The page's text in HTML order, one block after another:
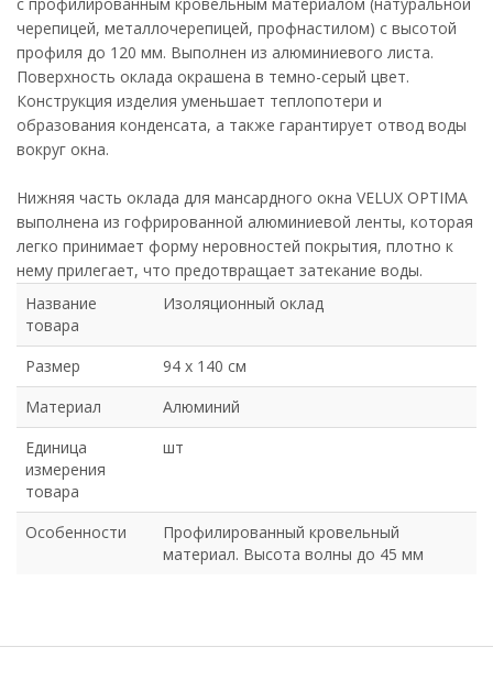
с профилированным кровельным материалом (натуральной
черепицей, металлочерепицей, профнастилом) с высотой
профиля до 120 мм. Выполнен из алюминиевого листа.
Поверхность оклада окрашена в темно-серый цвет.
Конструкция изделия уменьшает теплопотери и
образования конденсата, а также гарантирует отвод воды
вокруг окна.
Нижняя часть оклада для мансардного окна VELUX OPTIMA
выполнена из гофрированной алюминиевой ленты, которая
легко принимает форму неровностей покрытия, плотно к
нему прилегает, что предотвращает затекание воды.
Название
товара
Изоляционный оклад
Размер
94 х 140 см
Материал
Алюминий
Единица
измерения
товара
шт
Особенности
Профилированный кровельный
материал. Высота волны до 45 мм